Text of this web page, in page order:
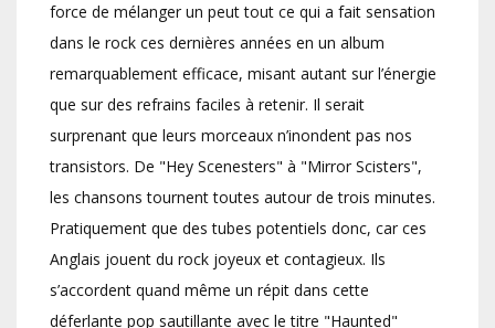
force de mélanger un peut tout ce qui a fait sensation
dans le rock ces dernières années en un album
remarquablement efficace, misant autant sur l’énergie
que sur des refrains faciles à retenir. Il serait
surprenant que leurs morceaux n’inondent pas nos
transistors. De "Hey Scenesters" à "Mirror Scisters",
les chansons tournent toutes autour de trois minutes.
Pratiquement que des tubes potentiels donc, car ces
Anglais jouent du rock joyeux et contagieux. Ils
s’accordent quand même un répit dans cette
déferlante pop sautillante avec le titre "Haunted"